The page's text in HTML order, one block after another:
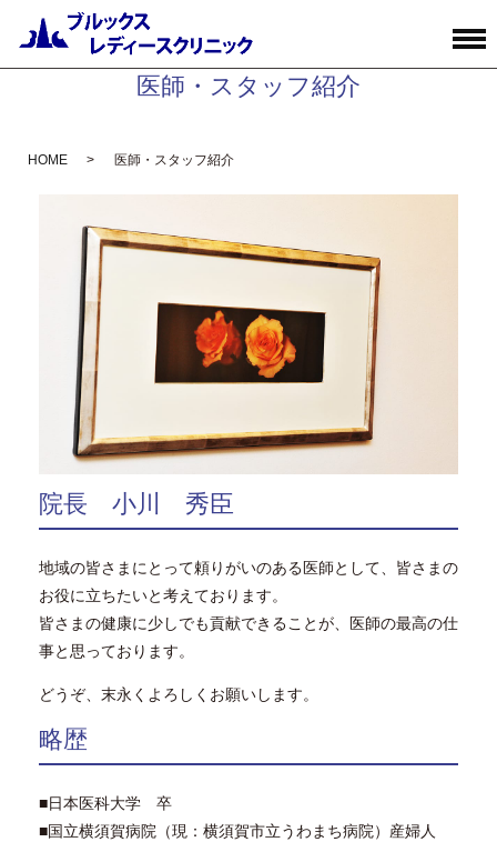
医師・スタッフ紹介
HOME 医師・スタッフ紹介
院長 小川 秀臣
地域の皆さまにとって頼りがいのある医師として、皆さまの
お役に立ちたいと考えております。
皆さまの健康に少しでも貢献できることが、医師の最高の仕
事と思っております。
どうぞ、末永くよろしくお願いします。
略歴
■日本医科大学 卒
■国立横須賀病院（現：横須賀市立うわまち病院）産婦人